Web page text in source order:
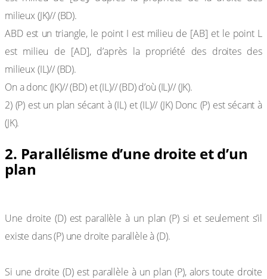
milieux (JK)// (BD).
ABD est un triangle, le point I est milieu de [AB] et le point L
est milieu de [AD], d’après la propriété des droites des
milieux (IL)// (BD).
On a donc (JK)// (BD) et (IL)// (BD) d’où (IL)// (JK).
2) (P) est un plan sécant à (IL) et (IL)// (JK) Donc (P) est sécant à
(JK).
2. Parallélisme d’une droite et d’un
plan
Une droite (D) est parallèle à un plan (P) si et seulement s’il
existe dans (P) une droite parallèle à (D).
Si une droite (D) est parallèle à un plan (P), alors toute droite